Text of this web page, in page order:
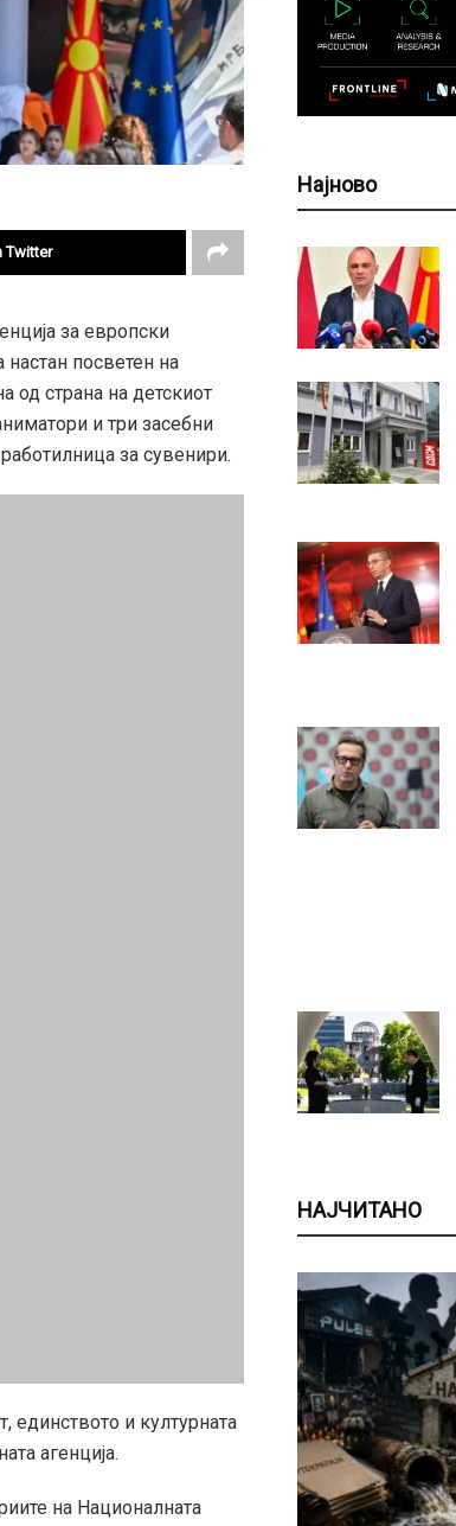
Twitter
за европски
посветен на
од страна на детскиот
и три засебни
за сувенири.
единството и културната
агенција.
на Националната
Најново
НАЈЧИТАНО